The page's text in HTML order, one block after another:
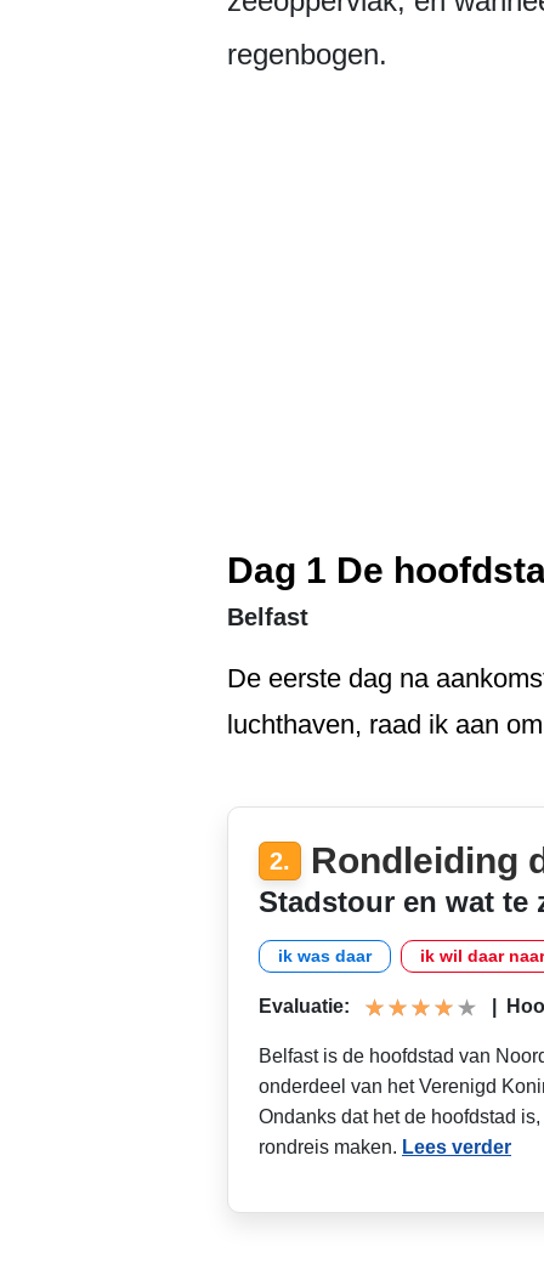
regenbogen.
Dag 1 De
Belfast
De eerste dag na
luchthaven, raad ik aan
2. Rondleiding
Stadstour en wat te
ik was daar ik wil daar
Evaluatie:
Belfast is de hoofdstad van
onderdeel van het Verenigd
Ondanks dat het de hoofdstad
rondreis maken. Lees verder